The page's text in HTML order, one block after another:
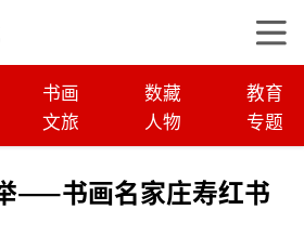
书画 数藏
教育
文旅 人物 专题
——书画名家庄寿红书